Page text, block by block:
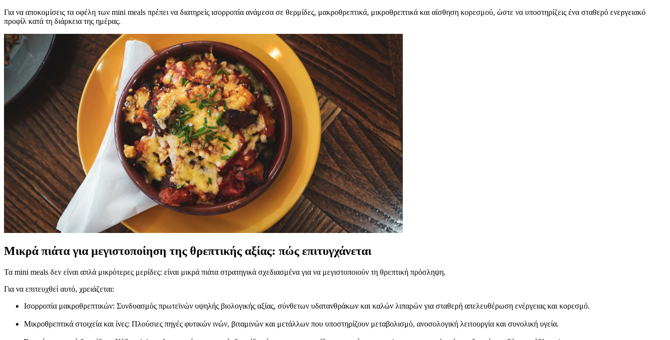
Για να αποκομίσεις τα οφέλη των mini meals πρέπει να διατηρείς ισορροπία ανάμεσα σε θερμίδες, μακροθρεπτικά, μικροθρεπτικά και αίσθηση κορεσμού, ώστε να υποστηρίζεις ένα σταθερό ενεργειακό
προφίλ κατά τη διάρκεια της ημέρας.
Μικρά πιάτα για μεγιστοποίηση της θρεπτικής αξίας: πώς επιτυγχάνεται
Τα mini meals δεν είναι απλά μικρότερες μερίδες: είναι μικρά πιάτα στρατηγικά σχεδιασμένα για να μεγιστοποιούν τη θρεπτική πρόσληψη.
Για να επιτευχθεί αυτό, χρειάζεται:
Ισορροπία μακροθρεπτικών: Συνδυασμός πρωτεϊνών υψηλής βιολογικής αξίας, σύνθετων υδατανθράκων και καλών λιπαρών για σταθερή απελευθέρωση ενέργειας και κορεσμό.
Μικροθρεπτικά στοιχεία και ίνες: Πλούσιες πηγές φυτικών ινών, βιταμινών και μετάλλων που υποστηρίζουν μεταβολισμό, ανοσολογική λειτουργία και συνολική υγεία.